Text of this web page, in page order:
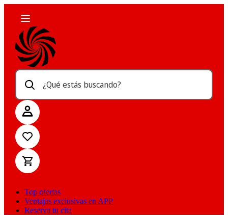
¿Qué estás buscando?
Top ofertas
Ventajas exclusivas en APP
Reserva tu cita